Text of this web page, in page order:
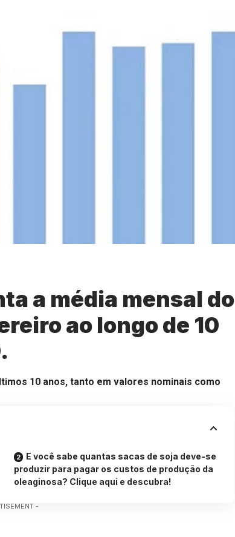
a média mensal do
ao longo de 10
10 anos, tanto em valores nominais como
E você sabe quantas sacas de soja deve-se
produzir para pagar os custos de produção da
oleaginosa? Clique aqui e descubra!
-